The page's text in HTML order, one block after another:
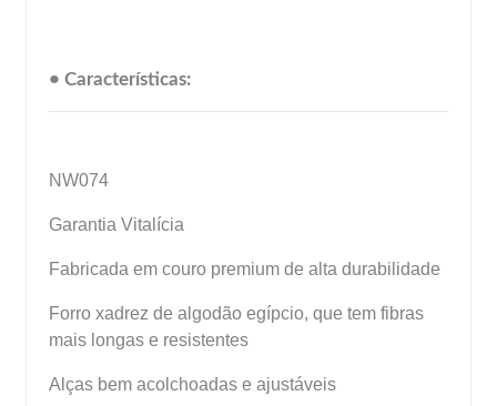
• Características:
NW074
Garantia Vitalícia
Fabricada em couro premium de alta durabilidade
Forro xadrez de algodão egípcio, que tem fibras
mais longas e resistentes
Alças bem acolchoadas e ajustáveis